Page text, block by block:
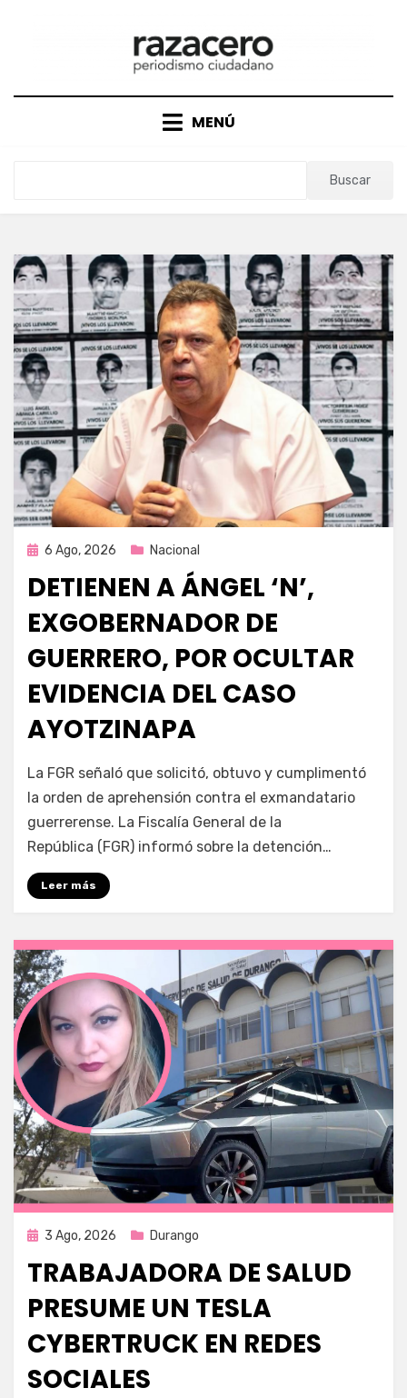
MENÚ
Buscar
Publicada
6 Ago, 2026 Nacional
DETIENEN A ÁNGEL ‘N’,
EXGOBERNADOR DE
GUERRERO, POR OCULTAR
EVIDENCIA DEL CASO
AYOTZINAPA
porFernando Miranda Servín
La FGR señaló que solicitó, obtuvo y cumplimentó
la orden de aprehensión contra el exmandatario
guerrerense. La Fiscalía General de la
República (FGR) informó sobre la detención…
Leer más
Publicada
3 Ago, 2026 Durango
TRABAJADORA DE SALUD
PRESUME UN TESLA
CYBERTRUCK EN REDES
SOCIALES